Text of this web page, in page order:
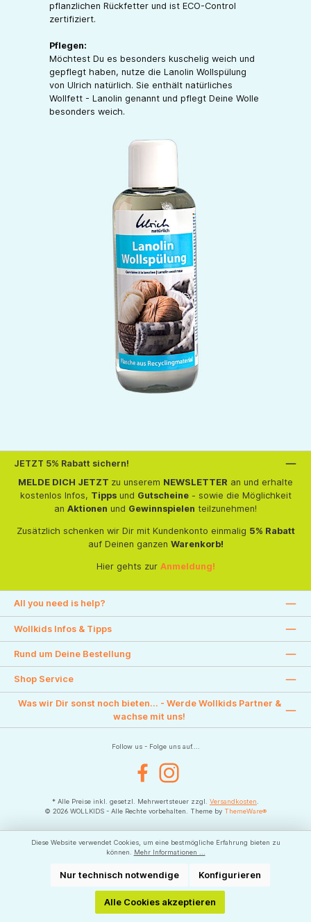
pflanzlichen Rückfetter und ist ECO-Control
zertifiziert.
Pflegen:
Möchtest Du es besonders kuschelig weich und
gepflegt haben, nutze die Lanolin Wollspülung
von Ulrich natürlich. Sie enthält natürliches
Wollfett - Lanolin genannt und pflegt Deine Wolle
besonders weich.
JETZT 5% Rabatt sichern!
MELDE DICH JETZT zu unserem NEWSLETTER an und erhalte
kostenlos Infos, Tippsund Gutscheine- sowie die Möglichkeit
an Aktionen und Gewinnspielen teilzunehmen!
Zusätzlich schenken wir Dir mit Kundenkonto einmalig 5% Rabatt
auf Deinen ganzen Warenkorb!
Hier gehts zur Anmeldung!
All you need is help?
Wollkids Infos & Tipps
Rund um Deine Bestellung
Shop Service
Was wir Dir sonst noch bieten... - Werde Wollkids Partner &
wachse mit uns!
Follow us - Folge uns auf....
FacebookInstagram
* Alle Preise inkl. gesetzl. Mehrwertsteuer zzgl. Versandkosten
© 2026 WOLLKIDS - Alle Rechte vorbehalten. Theme by ThemeWare®
Diese Website verwendet Cookies, um eine bestmögliche Erfahrung bieten zu
können.
Mehr Informationen ...
Nur technisch notwendige Konfigurieren
Alle Cookies akzeptieren